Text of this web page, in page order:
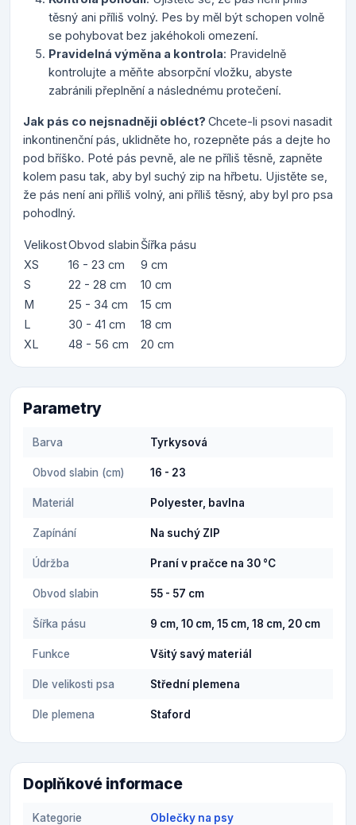
těsný ani příliš volný. Pes by měl být schopen volně
se pohybovat bez jakéhokoli omezení.
Pravidelná výměna a kontrola: Pravidelně
kontrolujte a měňte absorpční vložku, abyste
zabránili přeplnění a následnému protečení.
Jak pás co nejsnadněji obléct? Chcete-li psovi nasadit
inkontinenční pás, uklidněte ho, rozepněte pás a dejte ho
pod bříško. Poté pás pevně, ale ne příliš těsně, zapněte
kolem pasu tak, aby byl suchý zip na hřbetu. Ujistěte se,
že pás není ani příliš volný, ani příliš těsný, aby byl pro psa
pohodlný.
VelikostObvod slabin Šířka pásu
XS
16 - 23 cm
9 cm
S
22 - 28 cm
10 cm
M
25 - 34 cm
15 cm
L
30 - 41 cm
18 cm
XL
48 - 56 cm 20 cm
Parametry
Barva Tyrkysová
Obvod slabin (cm) 16 - 23
Materiál Polyester, bavlna
Zapínání Na suchý ZIP
Údržba Praní v pračce na 30 °C
Obvod slabin 55 - 57 cm
Šířka pásu 9 cm, 10 cm, 15 cm, 18 cm, 20 cm
Funkce Všitý savý materiál
Dle velikosti psa Střední plemena
Dle plemena Staford
Doplňkové informace
Kategorie Oblečky na psy